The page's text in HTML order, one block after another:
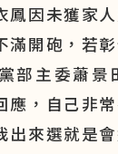
鳳因未獲家
滿開砲，若
部主委蕭景
應，自己非
出來選就是